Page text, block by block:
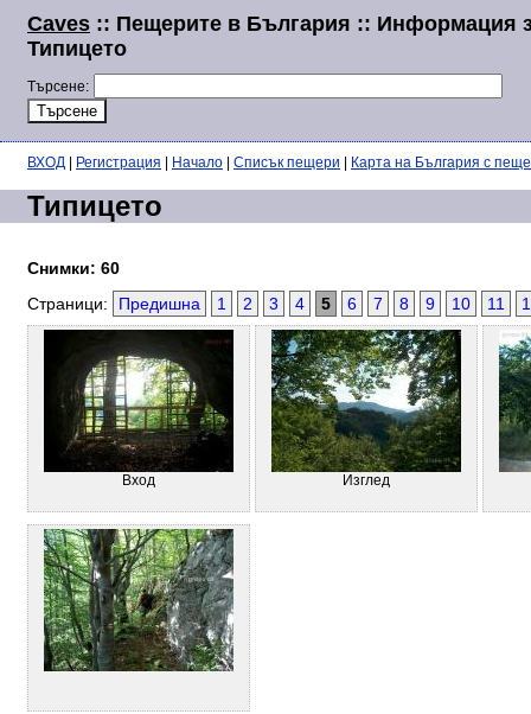
Caves :: Пещерите в България :: Информация
Типицето
Търсене:
ВХОД Регистрация Начало Списък пещери Карта на България с
Типицето
Снимки: 60
Страници:
Предишна 1 2 3 4 5 6 7 8 9 10 11
Вход Изглед